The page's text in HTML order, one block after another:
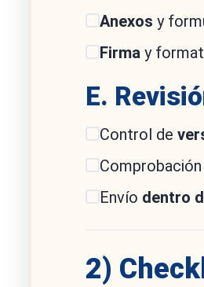
Anexos y
Firmay
E.
Control de
Envío dentro
2)